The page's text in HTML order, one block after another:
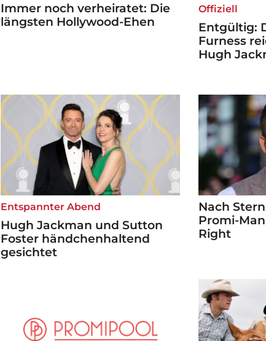
Immer noch verheiratet: Die
längsten Hollywood-Ehen
Offiziell
Entgültig:
Furness
Hugh
Entspannter Abend
Hugh Jackman und Sutton
Foster händchenhaltend
gesichtet
Nach
Promi-
Right